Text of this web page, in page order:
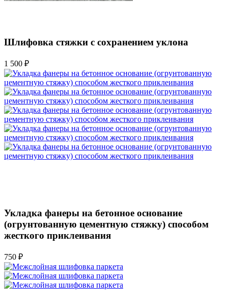
Шлифовка стяжки с сохранением уклона
1 500 ₽
Укладка фанеры на бетонное основание
(огрунтованную цементную стяжку) способом
жесткого приклеивания
750 ₽